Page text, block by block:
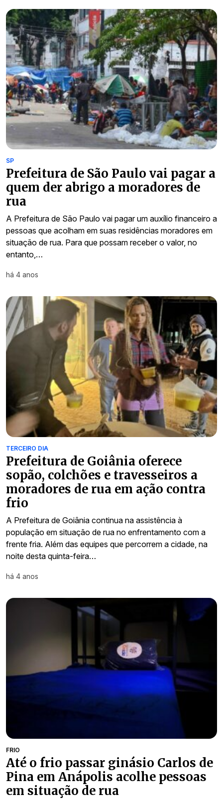
SP
Prefeitura de São Paulo vai pagar a
quem der abrigo a moradores de
rua
A Prefeitura de São Paulo vai pagar um auxílio financeiro a
pessoas que acolham em suas residências moradores em
situação de rua. Para que possam receber o valor, no
entanto,…
há 4 anos
TERCEIRO DIA
Prefeitura de Goiânia oferece
sopão, colchões e travesseiros a
moradores de rua em ação contra
frio
A Prefeitura de Goiânia continua na assistência à
população em situação de rua no enfrentamento com a
frente fria. Além das equipes que percorrem a cidade, na
noite desta quinta-feira…
há 4 anos
FRIO
Até o frio passar ginásio Carlos de
Pina em Anápolis acolhe pessoas
em situação de rua